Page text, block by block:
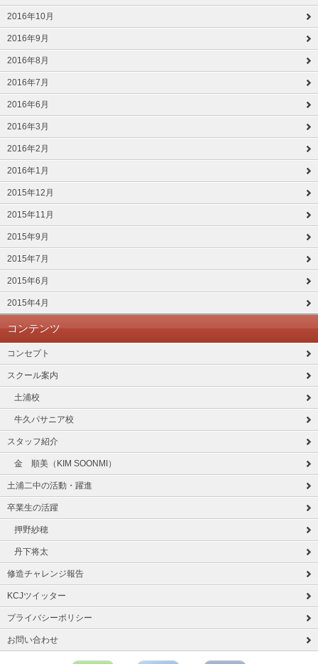
2016年10月
2016年9月
2016年8月
2016年7月
2016年6月
2016年3月
2016年2月
2016年1月
2015年12月
2015年11月
2015年9月
2015年7月
2015年6月
2015年4月
コンテンツ
コンセプト
スクール案内
土浦校
牛久パサニア校
スタッフ紹介
金 順美（KIM SOONMI）
土浦二中の活動・躍進
卒業生の活躍
押野紗穂
丹下将太
修造チャレンジ報告
KCJツイッター
プライバシーポリシー
お問い合わせ